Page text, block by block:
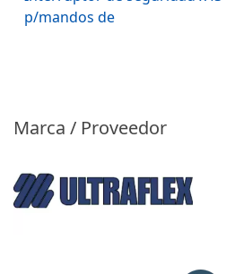
p/mandos de
Marca / Proveedor